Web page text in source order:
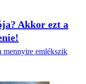
Akkor ezt a
emlékszik